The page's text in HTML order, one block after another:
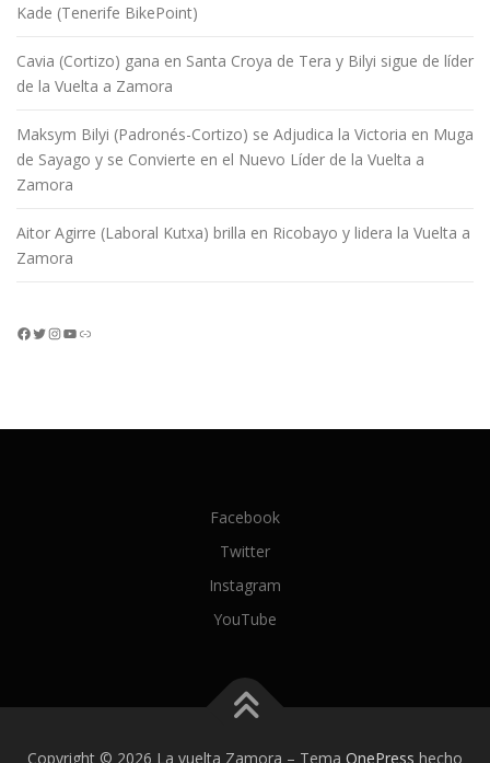
Kade (Tenerife BikePoint)
Cavia (Cortizo) gana en Santa Croya de Tera y Bilyi sigue de líder
de la Vuelta a Zamora
Maksym Bilyi (Padronés-Cortizo) se Adjudica la Victoria en Muga
de Sayago y se Convierte en el Nuevo Líder de la Vuelta a
Zamora
Aitor Agirre (Laboral Kutxa) brilla en Ricobayo y lidera la Vuelta a
Zamora
Facebook Twitter InstagramYouTube Enlace
Facebook
Twitter
Instagram
YouTube
Copyright © 2026 La vuelta Zamora – Tema OnePress hecho